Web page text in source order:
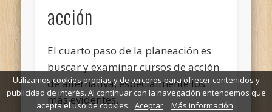
acción
El cuarto paso de la planeación es
buscar y examinar cursos de acción
de alternativa, especialmente los
más evidentes.
Utilizamos cookies propias y de terceros para ofrecer contenidos y
publicidad de interés. Al continuar con la navegación entendemos que
acepta el uso de cookies. Aceptar Más información